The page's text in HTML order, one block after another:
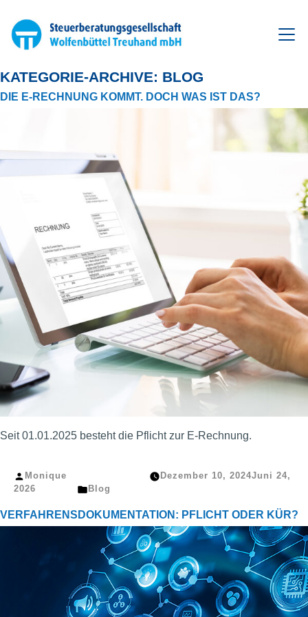
Inhalt
springen
KATEGORIE-ARCHIVE: BLOG
DIE E-RECHNUNG KOMMT. DOCH WAS IST DAS?
Seit 01.01.2025 besteht die Pflicht zur E-Rechnung.
Veröffentlicht
von
Monique Dezember 10, 2024Juni 24,
2026
Veröffentlicht
Blog
VERFAHRENSDOKUMENTATION: PFLICHT ODER KÜR?